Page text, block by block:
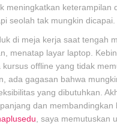
meningkatkan keterampilan
seolah tak mungkin dicapai.
di meja kerja saat tengah
menatap layar laptop.
kursus offline yang tidak
ada gagasan bahwa
yang dibutuhkan.
dan membandingkan
, saya memutuskan